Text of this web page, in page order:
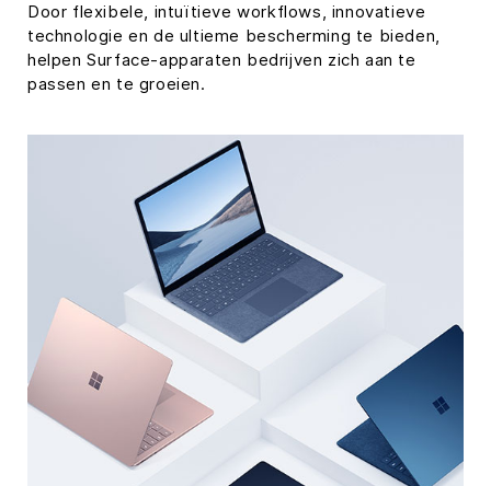
Door flexibele, intuïtieve workflows, innovatieve
technologie en de ultieme bescherming te bieden,
helpen Surface-apparaten bedrijven zich aan te
passen en te groeien.